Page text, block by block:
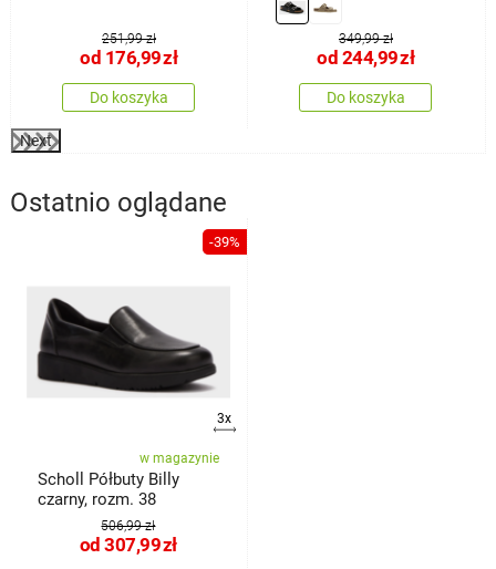
251,99 zł
od 176,99zł
Do koszyka
349,99 zł
od 244,99zł
Do koszyka
Next
Ostatnio oglądane
-39%
3x
w magazynie
Scholl Półbuty Billy
czarny, rozm. 38
506,99 zł
od 307,99zł